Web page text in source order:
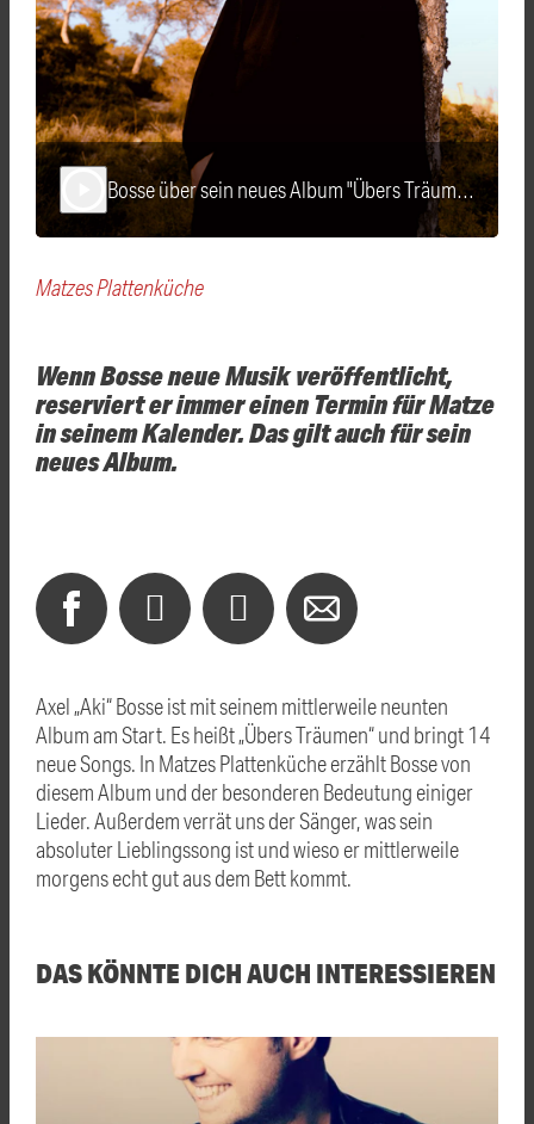
Bosse über sein neues Album "Übers Träumen"
Matzes Plattenküche
Wenn Bosse neue Musik veröffentlicht,
reserviert er immer einen Termin für Matze
in seinem Kalender. Das gilt auch für sein
neues Album.
Axel „Aki“ Bosse ist mit seinem mittlerweile neunten
Album am Start. Es heißt „Übers Träumen“ und bringt 14
neue Songs. In Matzes Plattenküche erzählt Bosse von
diesem Album und der besonderen Bedeutung einiger
Lieder. Außerdem verrät uns der Sänger, was sein
absoluter Lieblingssong ist und wieso er mittlerweile
morgens echt gut aus dem Bett kommt.
DAS KÖNNTE DICH AUCH INTERESSIEREN